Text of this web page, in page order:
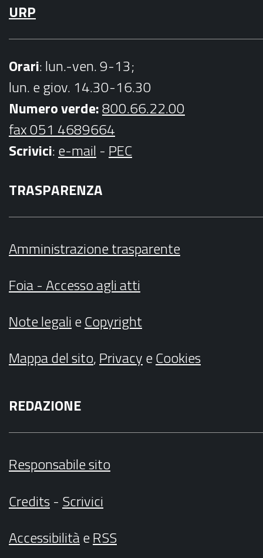
URP
Orari: lun.-ven. 9-13;
lun. e giov. 14.30-16.30
Numero verde:800.66.22.00
fax 051 4689664
Scrivici:e-mail - PEC
TRASPARENZA
Amministrazione trasparente
Foia - Accesso agli atti
Note legalieCopyright
Mappa del sito,PrivacyeCookies
REDAZIONE
Responsabile sito
Credits- Scrivici
AccessibilitàeRSS